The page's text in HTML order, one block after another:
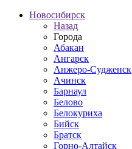
Новосибирск
Назад
Города
Абакан
Ангарск
Анжеро-Судженск
Ачинск
Барнаул
Белово
Белокуриха
Бийск
Братск
Горно-Алтайск